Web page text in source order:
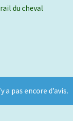
du cheval
a pas encore d’avis.